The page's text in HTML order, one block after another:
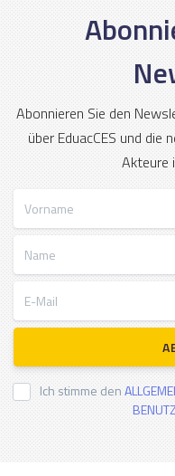
Abonnieren Sie den
über EduacCES und die
Akteure
Ich stimme den